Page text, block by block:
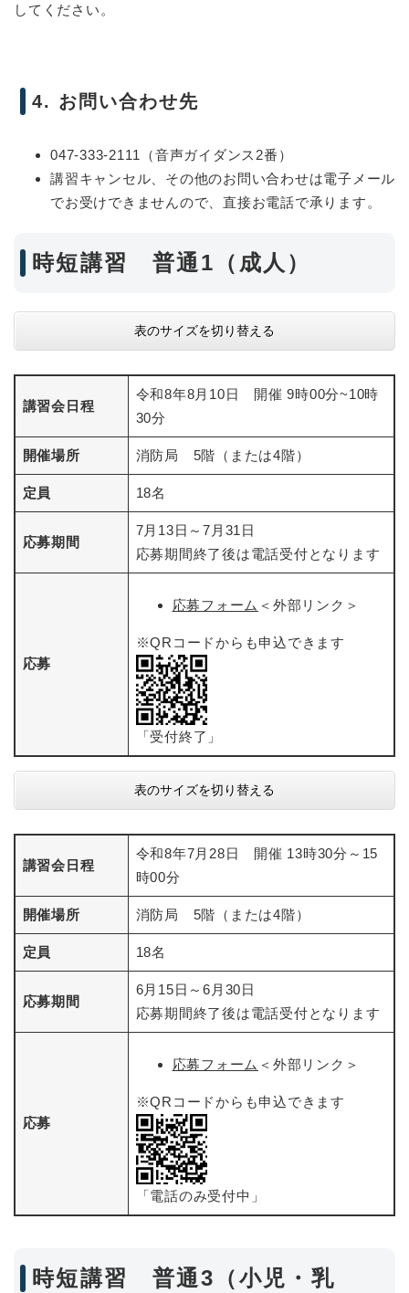
してください。
4. お問い合わせ先
047-333-2111（音声ガイダンス2番）
講習キャンセル、その他のお問い合わせは電子メール
でお受けできませんので、直接お電話で承ります。
時短講習 普通1（成人）
表のサイズを切り替える
講習会日程
令和8年8月10日 開催 9時00分~10時
30分
開催場所 消防局 5階（または4階）
定員 18名
応募期間
7月13日～7月31日
応募期間終了後は電話受付となります
応募
応募フォーム ＜外部リンク＞
※QRコードからも申込できます
「受付終了」
表のサイズを切り替える
講習会日程
令和8年7月28日 開催 13時30分～15
時00分
開催場所 消防局 5階（または4階）
定員 18名
応募期間
6月15日～6月30日
応募期間終了後は電話受付となります
応募
応募フォーム ＜外部リンク＞
※QRコードからも申込できます
「電話のみ受付中」
時短講習 普通3（小児・乳